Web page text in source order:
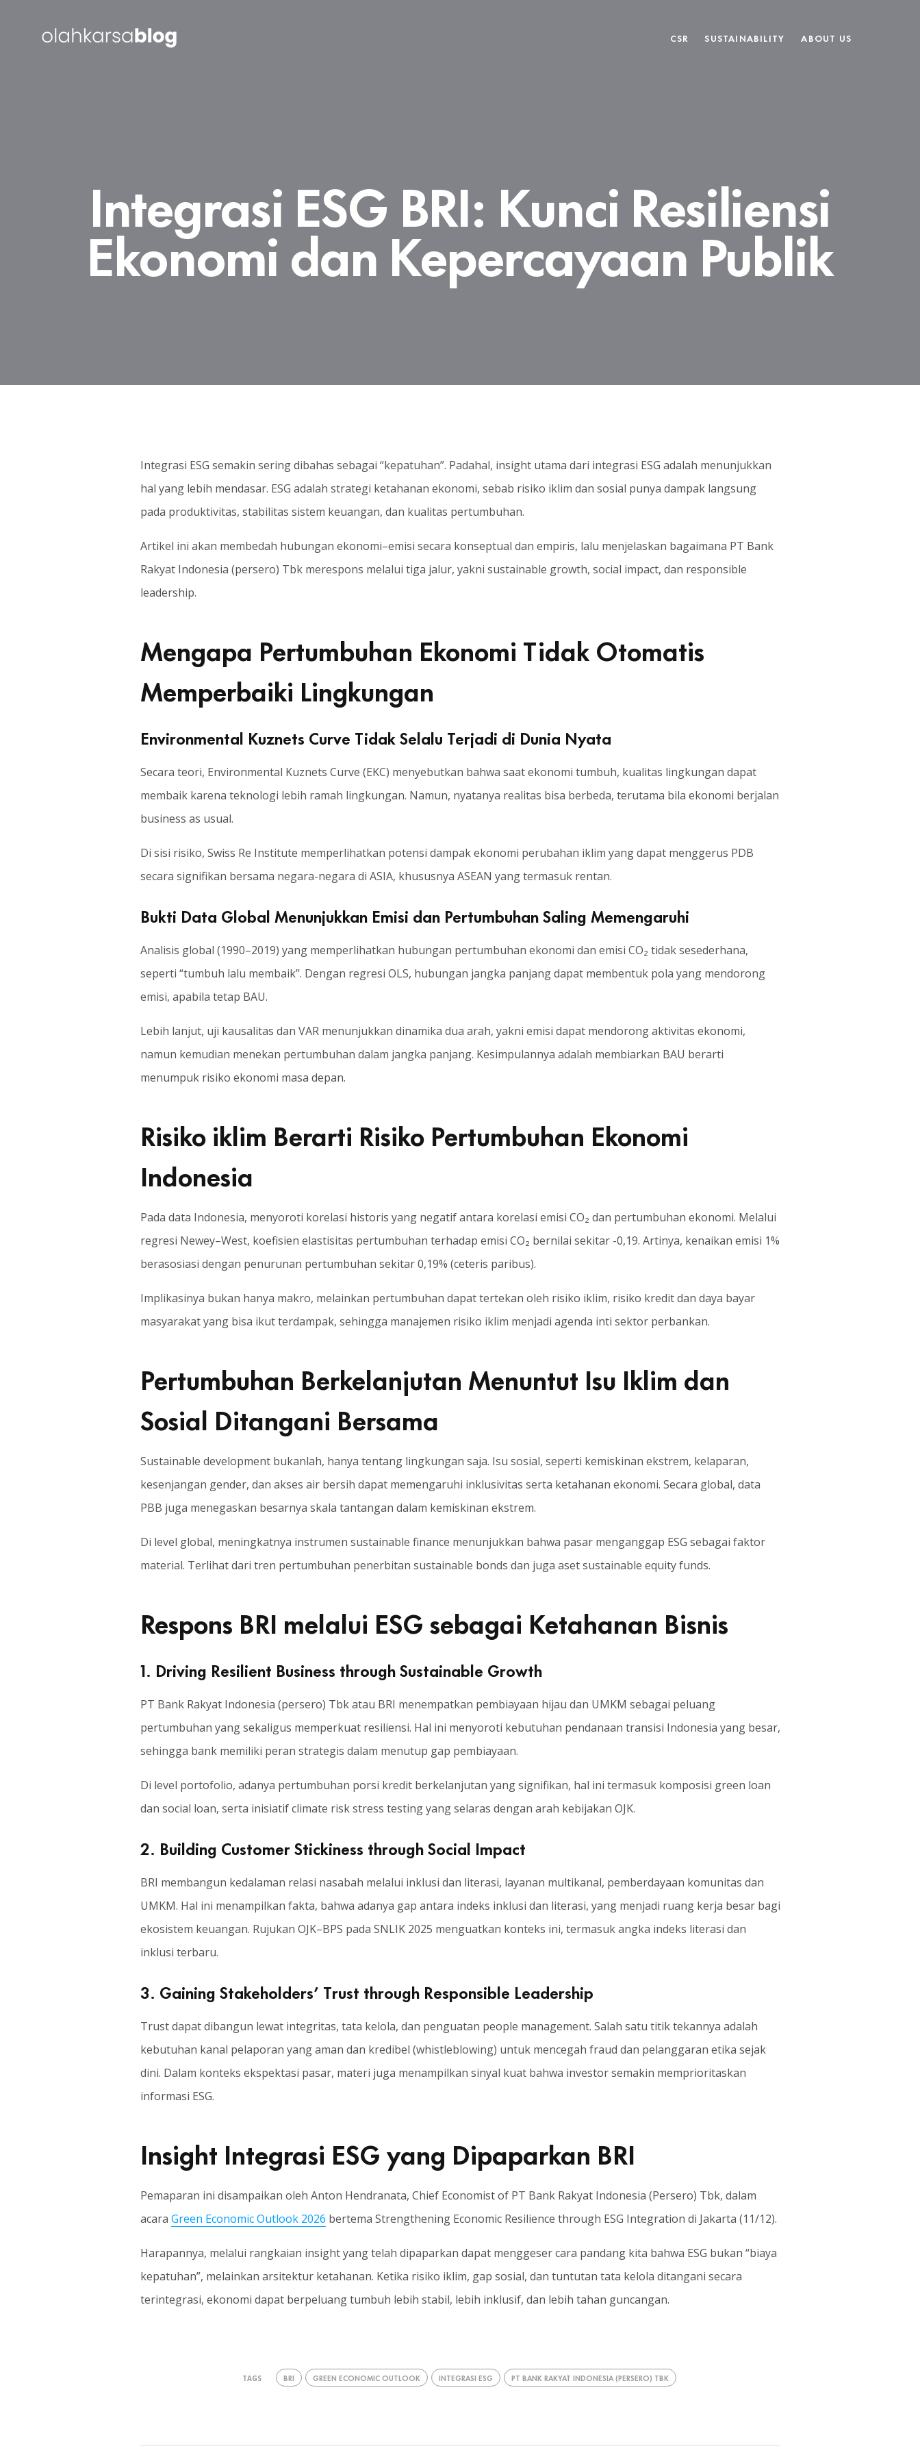
CSR SUSTAINABILITY ABOUT US
Integrasi ESG BRI: Kunci Resiliensi
Ekonomi dan Kepercayaan Publik
Integrasi ESG semakin sering dibahas sebagai “kepatuhan”. Padahal, insight utama dari integrasi ESG adalah menunjukkan
hal yang lebih mendasar. ESG adalah strategi ketahanan ekonomi, sebab risiko iklim dan sosial punya dampak langsung
pada produktivitas, stabilitas sistem keuangan, dan kualitas pertumbuhan.
Artikel ini akan membedah hubungan ekonomi–emisi secara konseptual dan empiris, lalu menjelaskan bagaimana PT Bank
Rakyat Indonesia (persero) Tbk merespons melalui tiga jalur, yakni sustainable growth, social impact, dan responsible
leadership.
Mengapa Pertumbuhan Ekonomi Tidak Otomatis
Memperbaiki Lingkungan
Environmental Kuznets Curve Tidak Selalu Terjadi di Dunia Nyata
Secara teori, Environmental Kuznets Curve (EKC) menyebutkan bahwa saat ekonomi tumbuh, kualitas lingkungan dapat
membaik karena teknologi lebih ramah lingkungan. Namun, nyatanya realitas bisa berbeda, terutama bila ekonomi berjalan
business as usual.
Di sisi risiko, Swiss Re Institute memperlihatkan potensi dampak ekonomi perubahan iklim yang dapat menggerus PDB
secara signifikan bersama negara-negara di ASIA, khususnya ASEAN yang termasuk rentan.
Bukti Data Global Menunjukkan Emisi dan Pertumbuhan Saling Memengaruhi
Analisis global (1990–2019) yang memperlihatkan hubungan pertumbuhan ekonomi dan emisi CO₂ tidak sesederhana,
seperti “tumbuh lalu membaik”. Dengan regresi OLS, hubungan jangka panjang dapat membentuk pola yang mendorong
emisi, apabila tetap BAU.
Lebih lanjut, uji kausalitas dan VAR menunjukkan dinamika dua arah, yakni emisi dapat mendorong aktivitas ekonomi,
namun kemudian menekan pertumbuhan dalam jangka panjang. Kesimpulannya adalah membiarkan BAU berarti
menumpuk risiko ekonomi masa depan.
Risiko iklim Berarti Risiko Pertumbuhan Ekonomi
Indonesia
Pada data Indonesia, menyoroti korelasi historis yang negatif antara korelasi emisi CO₂ dan pertumbuhan ekonomi. Melalui
regresi Newey–West, koefisien elastisitas pertumbuhan terhadap emisi CO₂ bernilai sekitar -0,19. Artinya, kenaikan emisi 1%
berasosiasi dengan penurunan pertumbuhan sekitar 0,19% (ceteris paribus).
Implikasinya bukan hanya makro, melainkan pertumbuhan dapat tertekan oleh risiko iklim, risiko kredit dan daya bayar
masyarakat yang bisa ikut terdampak, sehingga manajemen risiko iklim menjadi agenda inti sektor perbankan.
Pertumbuhan Berkelanjutan Menuntut Isu Iklim dan
Sosial Ditangani Bersama
Sustainable development bukanlah, hanya tentang lingkungan saja. Isu sosial, seperti kemiskinan ekstrem, kelaparan,
kesenjangan gender, dan akses air bersih dapat memengaruhi inklusivitas serta ketahanan ekonomi. Secara global, data
PBB juga menegaskan besarnya skala tantangan dalam kemiskinan ekstrem.
Di level global, meningkatnya instrumen sustainable finance menunjukkan bahwa pasar menganggap ESG sebagai faktor
material. Terlihat dari tren pertumbuhan penerbitan sustainable bonds dan juga aset sustainable equity funds.
Respons BRI melalui ESG sebagai Ketahanan Bisnis
1. Driving Resilient Business through Sustainable Growth
PT Bank Rakyat Indonesia (persero) Tbk atau BRI menempatkan pembiayaan hijau dan UMKM sebagai peluang
pertumbuhan yang sekaligus memperkuat resiliensi. Hal ini menyoroti kebutuhan pendanaan transisi Indonesia yang besar,
sehingga bank memiliki peran strategis dalam menutup gap pembiayaan.
Di level portofolio, adanya pertumbuhan porsi kredit berkelanjutan yang signifikan, hal ini termasuk komposisi green loan
dan social loan, serta inisiatif climate risk stress testing yang selaras dengan arah kebijakan OJK.
2. Building Customer Stickiness through Social Impact
BRI membangun kedalaman relasi nasabah melalui inklusi dan literasi, layanan multikanal, pemberdayaan komunitas dan
UMKM. Hal ini menampilkan fakta, bahwa adanya gap antara indeks inklusi dan literasi, yang menjadi ruang kerja besar bagi
ekosistem keuangan. Rujukan OJK–BPS pada SNLIK 2025 menguatkan konteks ini, termasuk angka indeks literasi dan
inklusi terbaru.
3. Gaining Stakeholders’ Trust through Responsible Leadership
Trust dapat dibangun lewat integritas, tata kelola, dan penguatan people management. Salah satu titik tekannya adalah
kebutuhan kanal pelaporan yang aman dan kredibel (whistleblowing) untuk mencegah fraud dan pelanggaran etika sejak
dini. Dalam konteks ekspektasi pasar, materi juga menampilkan sinyal kuat bahwa investor semakin memprioritaskan
informasi ESG.
Insight Integrasi ESG yang Dipaparkan BRI
Pemaparan ini disampaikan oleh Anton Hendranata, Chief Economist of PT Bank Rakyat Indonesia (Persero) Tbk, dalam
acara Green Economic Outlook 2026 bertema Strengthening Economic Resilience through ESG Integration di Jakarta (11/12).
Harapannya, melalui rangkaian insight yang telah dipaparkan dapat menggeser cara pandang kita bahwa ESG bukan “biaya
kepatuhan”, melainkan arsitektur ketahanan. Ketika risiko iklim, gap sosial, dan tuntutan tata kelola ditangani secara
terintegrasi, ekonomi dapat berpeluang tumbuh lebih stabil, lebih inklusif, dan lebih tahan guncangan.
TAGS BRI GREEN ECONOMIC OUTLOOK INTEGRASI ESG PT BANK RAKYAT INDONESIA (PERSERO) TBK